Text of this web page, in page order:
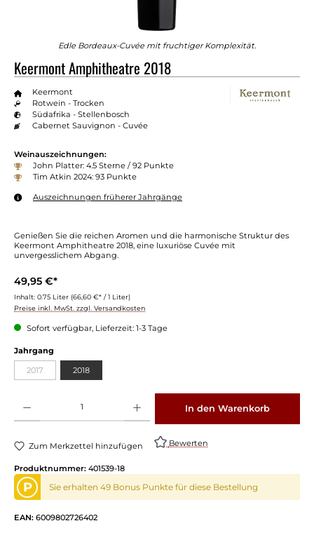
Edle Bordeaux-Cuvée mit fruchtiger Komplexität.
Keermont Amphitheatre 2018
Keermont
Rotwein - Trocken
Südafrika - Stellenbosch
Cabernet Sauvignon - Cuvée
Weinauszeichnungen:
John Platter: 4.5 Sterne / 92 Punkte
Tim Atkin 2024: 93 Punkte
Auszeichnungen früherer Jahrgänge
Genießen Sie die reichen Aromen und die harmonische Struktur des
Keermont Amphitheatre 2018, eine luxuriöse Cuvée mit
unvergesslichem Abgang.
49,95 €*
Inhalt: 0.75 Liter (66,60 €* / 1 Liter)
Preise inkl. MwSt. zzgl. Versandkosten
Sofort verfügbar, Lieferzeit: 1-3 Tage
Jahrgang
2017 2018
In den Warenkorb
Zum Merkzettel hinzufügen Bewerten
Produktnummer: 401539-18
P Sie erhalten 49 Bonus Punkte für diese Bestellung
EAN: 6009802726402